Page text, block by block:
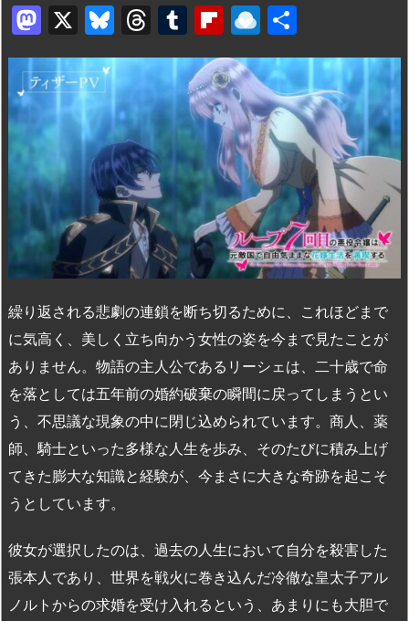
M
a
st
o
d
o
n
X
Bl
u
e
s
k
y
T
hr
e
a
d
s
T
u
m
bl
r
Fl
ip
b
o
ar
d
R
ai
n
dr
o
p.
io
有
繰り返される悲劇の連鎖を断ち切るために、これほどまで
に気高く、美しく立ち向かう女性の姿を今まで見たことが
ありません。物語の主人公であるリーシェは、二十歳で命
を落としては五年前の婚約破棄の瞬間に戻ってしまうとい
う、不思議な現象の中に閉じ込められています。商人、薬
師、騎士といった多様な人生を歩み、そのたびに積み上げ
てきた膨大な知識と経験が、今まさに大きな奇跡を起こそ
うとしています。
彼女が選択したのは、過去の人生において自分を殺害した
張本人であり、世界を戦火に巻き込んだ冷徹な皇太子アル
ノルトからの求婚を受け入れるという、あまりにも大胆で